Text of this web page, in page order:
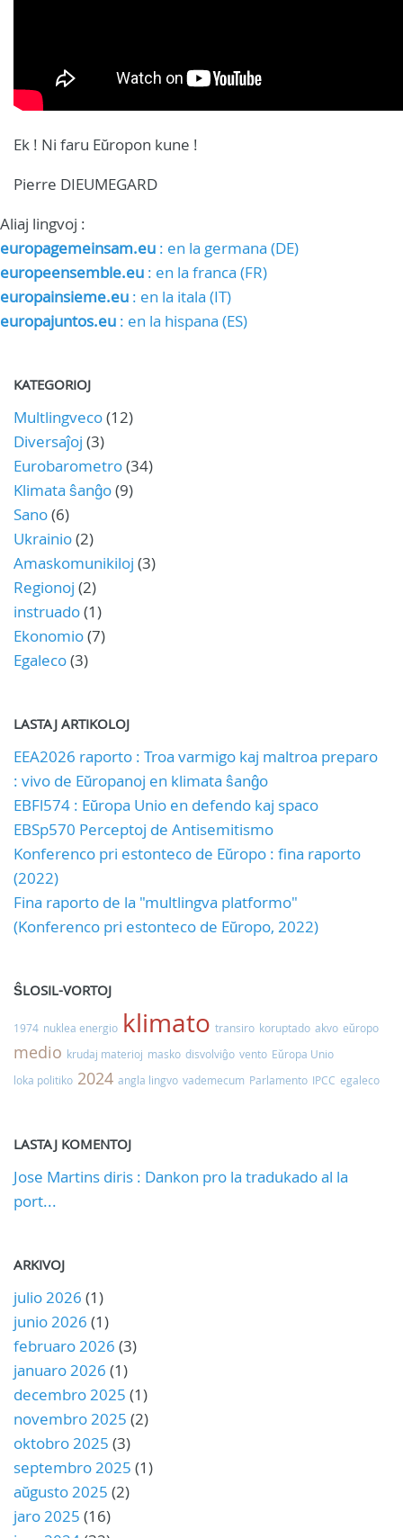
Ek ! Ni faru Eŭropon kune !
Pierre DIEUMEGARD
Aliaj lingvoj :
europagemeinsam.eu : en la germana (DE)
europeensemble.eu : en la franca (FR)
europainsieme.eu : en la itala (IT)
europajuntos.eu : en la hispana (ES)
KATEGORIOJ
Multlingveco(12)
Diversaĵoj (3)
Eurobarometro(34)
Klimata ŝanĝo(9)
Sano(6)
Ukrainio(2)
Amaskomunikiloj (3)
Regionoj (2)
instruado(1)
Ekonomio(7)
Egaleco(3)
LASTAJ ARTIKOLOJ
EEA2026 raporto : Troa varmigo kaj maltroa preparo
: vivo de Eŭropanoj en klimata ŝanĝo
EBFl574 : Eŭropa Unio en defendo kaj spaco
EBSp570 Perceptoj de Antisemitismo
Konferenco pri estonteco de Eŭropo : fina raporto
(2022)
Fina raporto de la "multlingva platformo"
(Konferenco pri estonteco de Eŭropo, 2022)
ŜLOSIL-VORTOJ
1974 nuklea energio klimato transiro koruptado akvo eŭropo
medio krudaj materioj masko disvolviĝo vento Eŭropa Unio
loka politiko 2024 angla lingvo vademecum Parlamento IPCC egaleco
LASTAJ KOMENTOJ
Jose Martins diris : Dankon pro la tradukado al la
port...
ARKIVOJ
julio 2026 (1)
junio 2026 (1)
februaro 2026 (3)
januaro 2026 (1)
decembro 2025 (1)
novembro 2025 (2)
oktobro 2025 (3)
septembro 2025 (1)
aŭgusto 2025 (2)
jaro 2025 (16)